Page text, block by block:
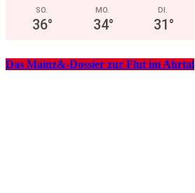
SO.
36°
MO.
34°
DI.
31°
Das Mainz&-Dossier zur Flut im Ahrtal